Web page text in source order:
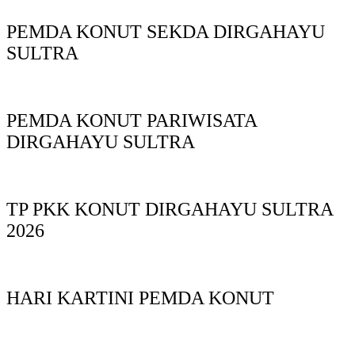
PEMDA KONUT SEKDA DIRGAHAYU
SULTRA
PEMDA KONUT PARIWISATA
DIRGAHAYU SULTRA
TP PKK KONUT DIRGAHAYU SULTRA
2026
HARI KARTINI PEMDA KONUT